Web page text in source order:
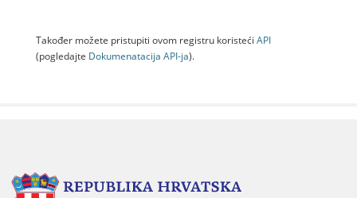
Također možete pristupiti ovom registru koristeći API
(pogledajte Dokumenаtаcijа API-jа).